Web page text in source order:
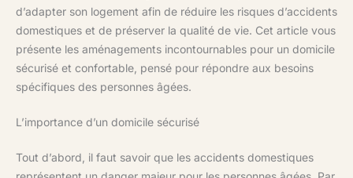
d’adapter son logement afin de réduire les risques d’accidents
domestiques et de préserver la qualité de vie. Cet article vous
présente les aménagements incontournables pour un domicile
sécurisé et confortable, pensé pour répondre aux besoins
spécifiques des personnes âgées.
L’importance d’un domicile sécurisé
Tout d’abord, il faut savoir que les accidents domestiques